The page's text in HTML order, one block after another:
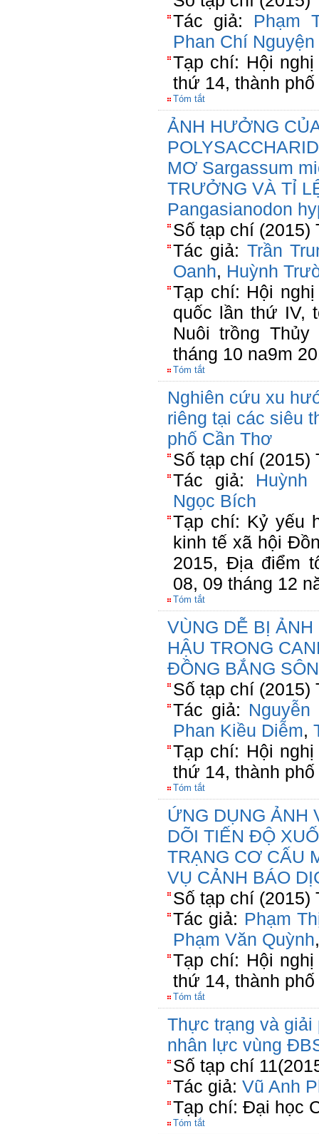
Tác giả: Phạm
Phan Chí Nguyện
Tạp chí: Hội
thứ 14, thành
Tóm tắt
ẢNH HƯỞNG
MƠ Sargassum
TRƯỞNG VÀ TỈ
Pangasianodon
Số tạp chí (2015)
Tác giả: Trần
Oanh, Huỳnh
Tạp chí: Hội
quốc lần thứ IV,
Nuôi trồng
tháng 10 na9m
Tóm tắt
Nghiên cứu xu
riêng tại các siêu
phố Cần Thơ
Số tạp chí (2015)
Tác giả:
Ngọc Bích
Tạp chí: Kỷ yếu
kinh tế xã hội
2015, Địa điểm
08, 09 tháng 12
Tóm tắt
VÙNG DỄ BỊ
HẬU TRONG
ĐỒNG BẮNG
Số tạp chí (2015)
Tác giả:
Phan Kiều Diễm,
Tạp chí: Hội
thứ 14, thành
Tóm tắt
ỨNG DỤNG ẢNH
DÕI TIẾN ĐỘ
TRẠNG CƠ CẤU
VỤ CẢNH BÁO
Số tạp chí (2015)
Tác giả: Phạm
Phạm Văn Quỳnh
Tạp chí: Hội
thứ 14, thành
Tóm tắt
Thực trạng và giải
nhân lực vùng
Số tạp chí
Tác giả: Vũ Anh
Tạp chí: Đại học
Tóm tắt